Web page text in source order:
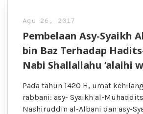
Agu 26, 2017
Pembelaan Asy-Syaikh
bin Baz Terhadap
Nabi Shallallahu ‘alaihi
Pada tahun 1420 H, umat
rabbani: asy- Syaikh al-
Nashiruddin al-Albani dan asy-